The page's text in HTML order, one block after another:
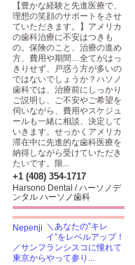
【豊かな経験と先進医療で、
理想の笑顔のサポートをさせ
ていただきます。】アメリカ
の歯科治療に不安はつきも
の。保険のこと、治療の進め
方、費用や期間…全てがはっ
きりせず、戸惑う方が多いの
ではないでしょうか？ハソノ
歯科では、治療前にしっかり
ご説明し、ご不安やご希望を
伺いながら、費用やスケジュ
ールも一緒に相談、決定して
いきます。せっかくアメリカ
滞在中に先進的な歯科医療を
納得しながら受けていただき
たいです。限...
+1 (408) 354-1717
Harsono Dental / ハーソノデ
ンタル ハーソノ歯科
＼あなたの”キレ
イ”をレベルアップ！
／サンフランシスコに憧れて
東京からやって参り...